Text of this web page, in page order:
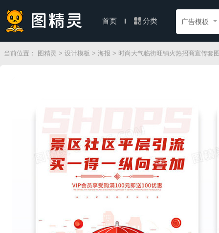
首页 分类 广告模板
当前位置： 图精灵 > 设计模板 > 海报 > 时尚大气临街旺铺火热招商宣传套